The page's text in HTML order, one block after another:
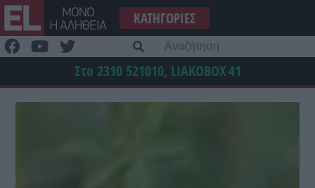
Μετάβαση
στο
περιεχόμενο
ΚΑΤΗΓΟΡΊΕΣ
Στο 2310 521010, LIAKOBOX41